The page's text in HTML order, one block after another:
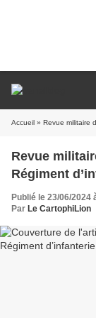
Accueil » Revue militaire
Revue
Régiment
Publié le 23/06/2024
Par Le CartophiLion